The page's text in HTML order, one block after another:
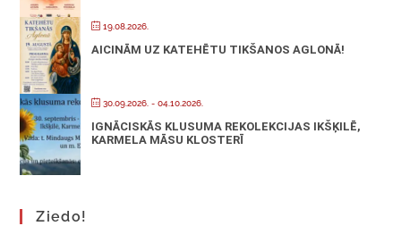
19.08.2026.
AICINĀM UZ KATEHĒTU TIKŠANOS AGLONĀ!
30.09.2026. - 04.10.2026.
IGNĀCISKĀS KLUSUMA REKOLEKCIJAS IKŠĶILĒ,
KARMELA MĀSU KLOSTERĪ
Ziedo!